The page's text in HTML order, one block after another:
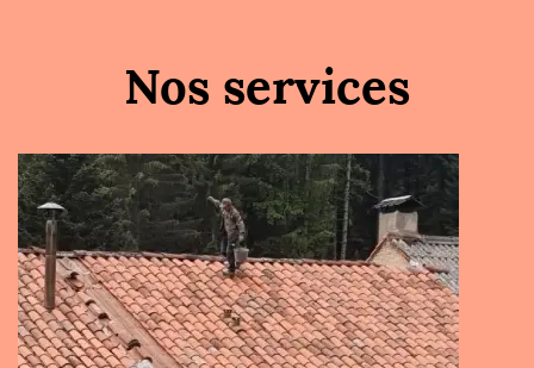
Nos services